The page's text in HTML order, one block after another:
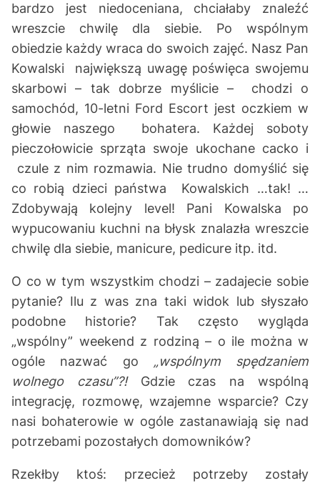
bardzo jest niedoceniana, chciałaby znaleźć
wreszcie chwilę dla siebie. Po wspólnym
obiedzie każdy wraca do swoich zajęć. Nasz Pan
Kowalski największą uwagę poświęca swojemu
skarbowi – tak dobrze myślicie – chodzi o
samochód, 10-letni Ford Escort jest oczkiem w
głowie naszego bohatera. Każdej soboty
pieczołowicie sprząta swoje ukochane cacko i
czule z nim rozmawia. Nie trudno domyślić się
co robią dzieci państwa Kowalskich …tak! …
Zdobywają kolejny level! Pani Kowalska po
wypucowaniu kuchni na błysk znalazła wreszcie
chwilę dla siebie, manicure, pedicure itp. itd.
O co w tym wszystkim chodzi – zadajecie sobie
pytanie? Ilu z was zna taki widok lub słyszało
podobne historie? Tak często wygląda
„wspólny” weekend z rodziną – o ile można w
ogóle nazwać go „wspólnym spędzaniem
wolnego czasu”?!Gdzie czas na wspólną
integrację, rozmowę, wzajemne wsparcie? Czy
nasi bohaterowie w ogóle zastanawiają się nad
potrzebami pozostałych domowników?
Rzekłby ktoś: przecież potrzeby zostały